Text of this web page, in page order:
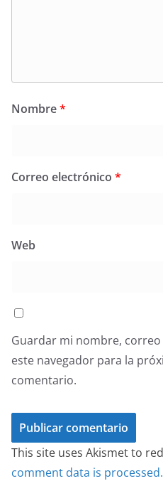
Nombre*
Correo electrónico *
Web
Guardar mi nombre,
este navegador para la
comentario.
This site uses Akismet to
comment data is processed.